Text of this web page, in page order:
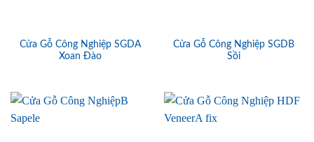
Cửa Gỗ Công Nghiệp SGDA
Xoan Đào
Cửa Gỗ Công Nghiệp SGDB
Sồi